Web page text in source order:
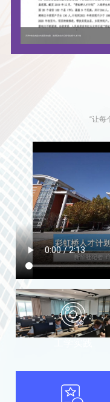
天津市扶贫支援办向国家发改委、国务院扶贫办汇报“彩虹桥”人才计划
“让每